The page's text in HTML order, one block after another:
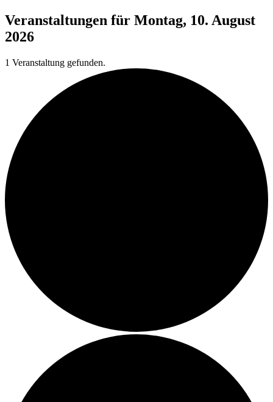
Veranstaltungen für Montag, 10. August
2026
1 Veranstaltung gefunden.